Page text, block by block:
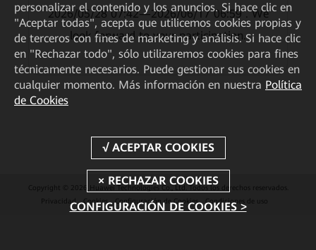
2026/05/28 07:42—2026/06/17 06:59 . We
look forward to your participation.
Copyright © 2026 Huawei Technologies Co., Ltd. Todos los derechos reservados.
Privacidad
Cookies Configuración de Cookies Condiciones de uso
personalizar el contenido y los anuncios. Si hace clic en
"Aceptar todas", acepta que utilicemos cookies propias y
de terceros con fines de marketing y análisis. Si hace clic
en "Rechazar todo", sólo utilizaremos cookies para fines
técnicamente necesarios. Puede gestionar sus cookies en
cualquier momento. Más información en nuestra Política
de Cookies
CONFIGURACIÓN DE COOKIES >